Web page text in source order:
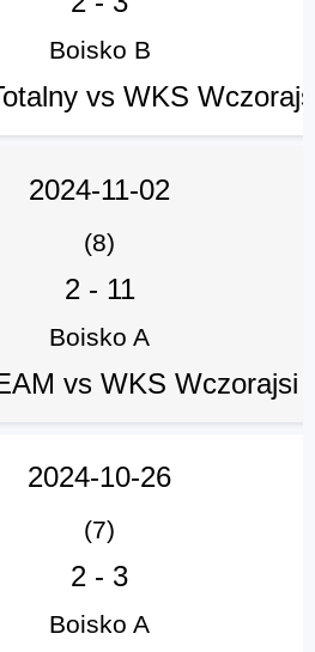
Boisko B
vs WKS
2024-11-02
(8)
2- 11
Boisko A
vs WKS Wczorajsi
2024-10-26
(7)
2 - 3
Boisko A